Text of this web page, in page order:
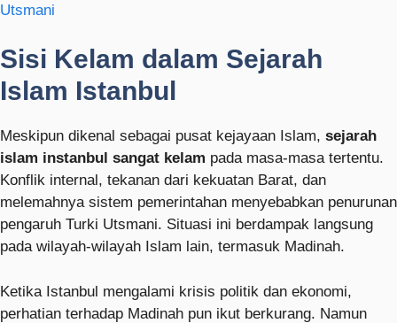
Utsmani
Sisi Kelam dalam Sejarah
Islam Istanbul
Meskipun dikenal sebagai pusat kejayaan Islam, sejarah
islam instanbul sangat kelam pada masa-masa tertentu.
Konflik internal, tekanan dari kekuatan Barat, dan
melemahnya sistem pemerintahan menyebabkan penurunan
pengaruh Turki Utsmani. Situasi ini berdampak langsung
pada wilayah-wilayah Islam lain, termasuk Madinah.
Ketika Istanbul mengalami krisis politik dan ekonomi,
perhatian terhadap Madinah pun ikut berkurang. Namun